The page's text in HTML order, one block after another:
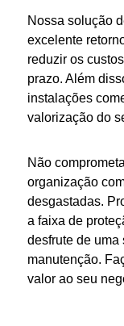
Nossa solução
excelente
reduzir os
prazo. Além
instalações
valorização do
Não
organização
desgastadas.
a faixa de
desfrute de uma
manutenção.
valor ao seu